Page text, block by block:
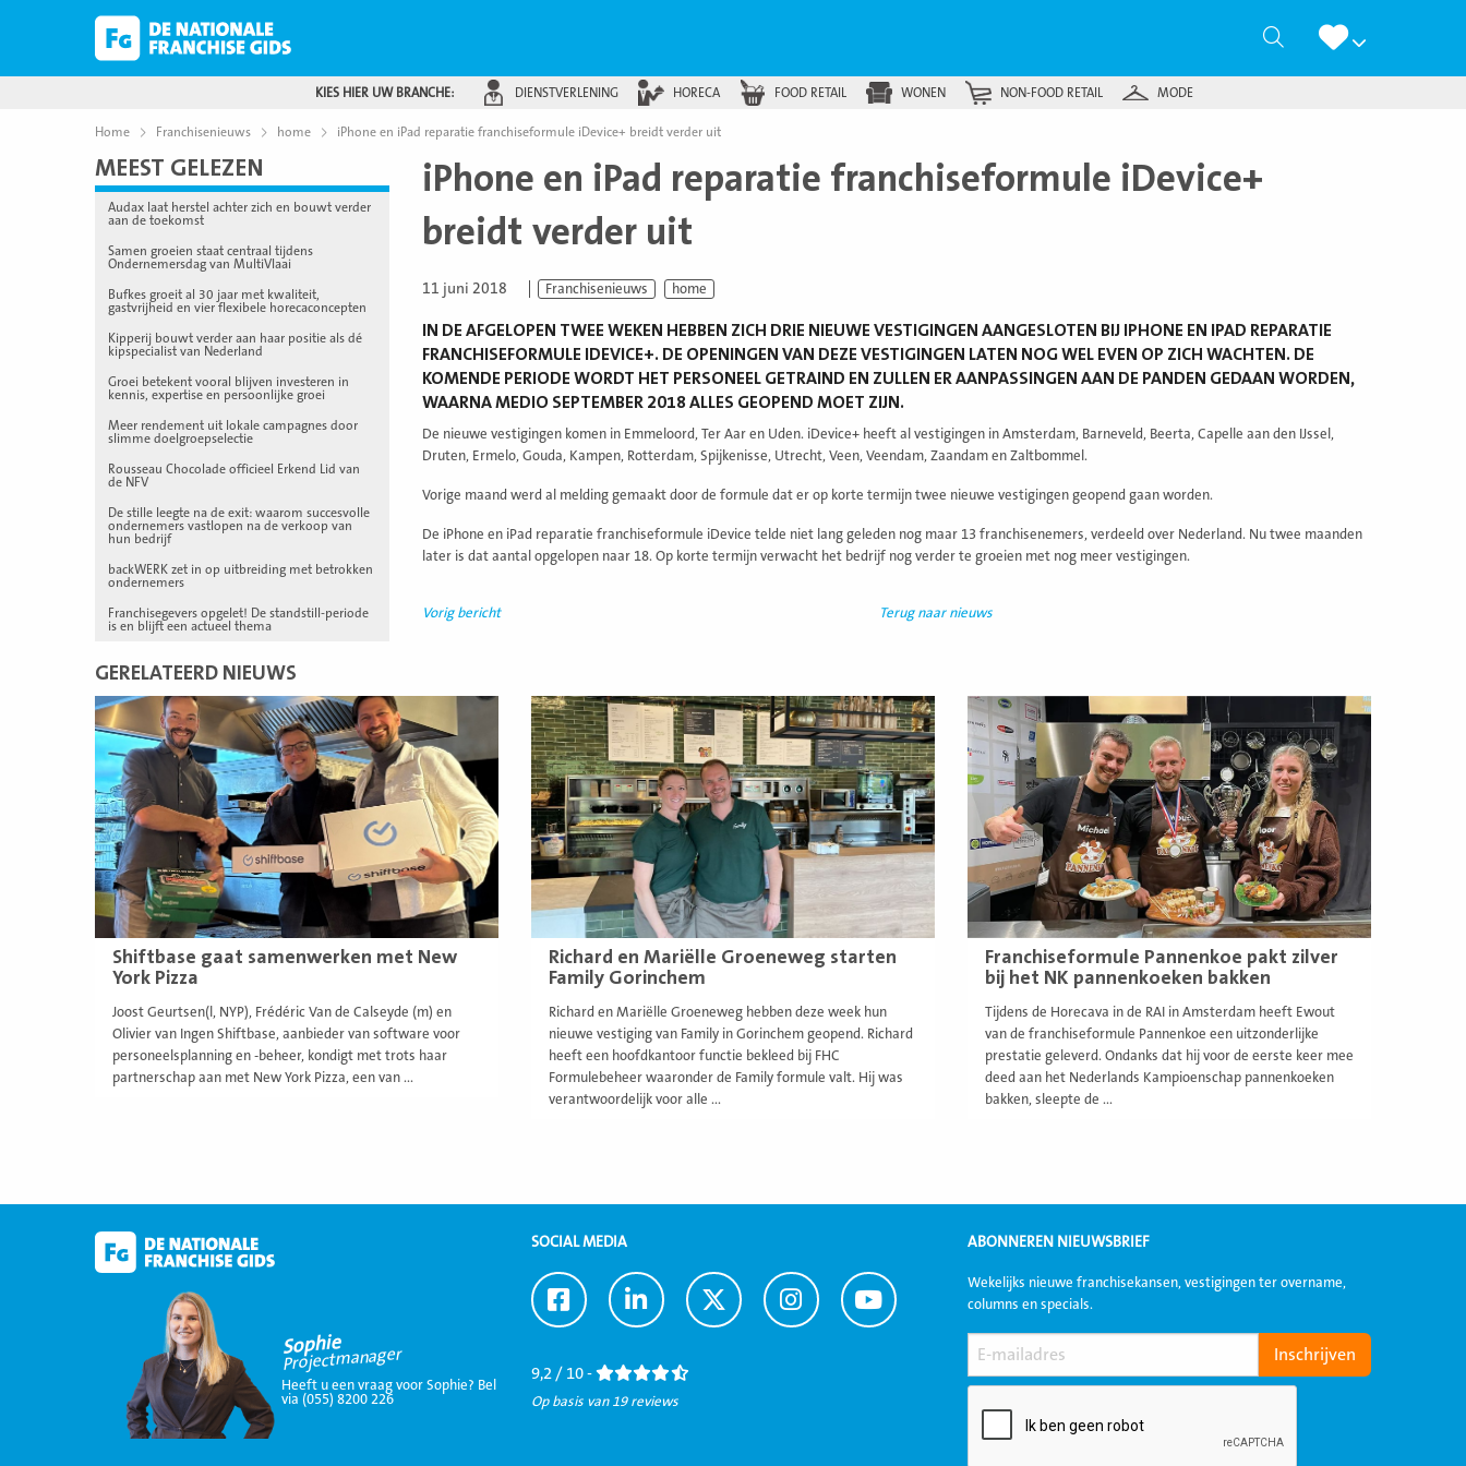
Zoeken
KIES HIER UW BRANCHE: DIENSTVERLENING HORECA FOOD RETAIL WONEN NON-FOOD RETAIL MODE
Home Franchisenieuws home iPhone en iPad reparatie franchiseformule iDevice+ breidt verder uit
MEEST GELEZEN
Audax laat herstel achter zich en bouwt verder
aan de toekomst
Samen groeien staat centraal tijdens
Ondernemersdag van MultiVlaai
Bufkes groeit al 30 jaar met kwaliteit,
gastvrijheid en vier flexibele horecaconcepten
Kipperij bouwt verder aan haar positie als dé
kipspecialist van Nederland
Groei betekent vooral blijven investeren in
kennis, expertise en persoonlijke groei
Meer rendement uit lokale campagnes door
slimme doelgroepselectie
Rousseau Chocolade officieel Erkend Lid van
de NFV
De stille leegte na de exit: waarom succesvolle
ondernemers vastlopen na de verkoop van
hun bedrijf
backWERK zet in op uitbreiding met betrokken
ondernemers
Franchisegevers opgelet! De standstill-periode
is en blijft een actueel thema
iPhone en iPad reparatie franchiseformule iDevice+
breidt verder uit
11 juni 2018 Franchisenieuws home
IN DE AFGELOPEN TWEE WEKEN HEBBEN ZICH DRIE NIEUWE VESTIGINGEN AANGESLOTEN BIJ IPHONE EN IPAD REPARATIE
FRANCHISEFORMULE IDEVICE+. DE OPENINGEN VAN DEZE VESTIGINGEN LATEN NOG WEL EVEN OP ZICH WACHTEN. DE
KOMENDE PERIODE WORDT HET PERSONEEL GETRAIND EN ZULLEN ER AANPASSINGEN AAN DE PANDEN GEDAAN WORDEN,
WAARNA MEDIO SEPTEMBER 2018 ALLES GEOPEND MOET ZIJN.
De nieuwe vestigingen komen in Emmeloord, Ter Aar en Uden. iDevice+ heeft al vestigingen in Amsterdam, Barneveld, Beerta, Capelle aan den IJssel,
Druten, Ermelo, Gouda, Kampen, Rotterdam, Spijkenisse, Utrecht, Veen, Veendam, Zaandam en Zaltbommel.
Vorige maand werd al melding gemaakt door de formule dat er op korte termijn twee nieuwe vestigingen geopend gaan worden.
De iPhone en iPad reparatie franchiseformule iDevice telde niet lang geleden nog maar 13 franchisenemers, verdeeld over Nederland. Nu twee maanden
later is dat aantal opgelopen naar 18. Op korte termijn verwacht het bedrijf nog verder te groeien met nog meer vestigingen.
Vorig bericht Terug naar nieuws
GERELATEERD NIEUWS
Shiftbase gaat samenwerken met New
York Pizza
Joost Geurtsen(l, NYP), Frédéric Van de Calseyde (m) en
Olivier van Ingen Shiftbase, aanbieder van software voor
personeelsplanning en -beheer, kondigt met trots haar
partnerschap aan met New York Pizza, een van ...
Lees
meer
Richard en Mariëlle Groeneweg starten
Family Gorinchem
Richard en Mariëlle Groeneweg hebben deze week hun
nieuwe vestiging van Family in Gorinchem geopend. Richard
heeft een hoofdkantoor functie bekleed bij FHC
Formulebeheer waaronder de Family formule valt. Hij was
verantwoordelijk voor alle ...
Lees
meer
Franchiseformule Pannenkoe pakt zilver
bij het NK pannenkoeken bakken
Tijdens de Horecava in de RAI in Amsterdam heeft Ewout
van de franchiseformule Pannenkoe een uitzonderlijke
prestatie geleverd. Ondanks dat hij voor de eerste keer mee
deed aan het Nederlands Kampioenschap pannenkoeken
bakken, sleepte de ...
Lees
meer
Sophie
Projectmanager
Heeft u een vraag voor Sophie? Bel
via (055) 8200 226
SOCIAL MEDIA
Ga
naar
Ga
naar
Ga
naar
Ga
naar
Ga
naar
9,2 / 10 -
Op basis van 19 reviews
ABONNEREN NIEUWSBRIEF
Wekelijks nieuwe franchisekansen, vestigingen ter overname,
columns en specials.